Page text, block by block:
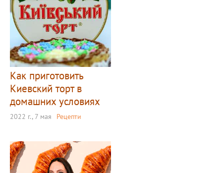
Как приготовить
Киевский торт в
домашних условиях
2022 г., 7 мая Рецепти